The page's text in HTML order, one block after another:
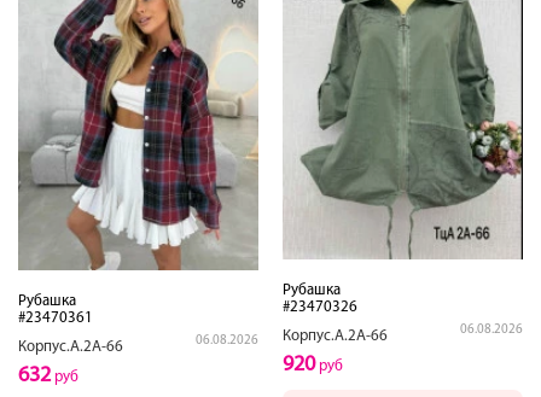
Рубашка
#23470361
Корпус.А.2А-66
06.08.2026
632руб
Рубашка
#23470326
Корпус.А.2А-66
06.08.2026
920руб